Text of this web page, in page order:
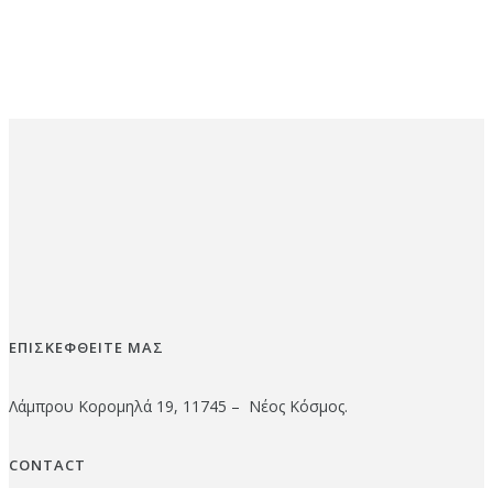
ΕΠΙΣΚΕΦΘΕΙΤΕ ΜΑΣ
Λάμπρου Κορομηλά 19, 11745 – Νέος Κόσμος.
CONTACT